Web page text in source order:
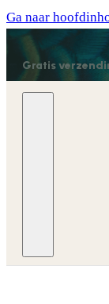
Ga naar
Gratis